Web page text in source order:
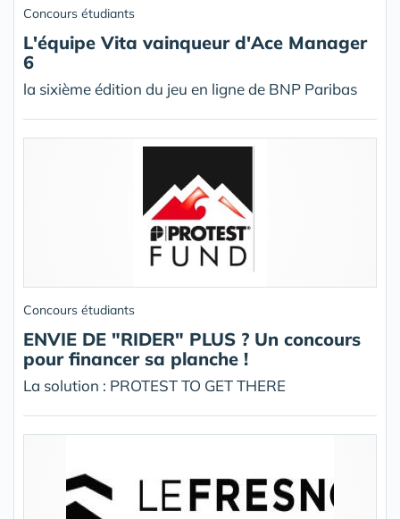
Concours étudiants
L'équipe Vita vainqueur d'Ace Manager
6
la sixième édition du jeu en ligne de BNP Paribas
Concours étudiants
ENVIE DE "RIDER" PLUS ? Un concours
pour financer sa planche !
La solution : PROTEST TO GET THERE